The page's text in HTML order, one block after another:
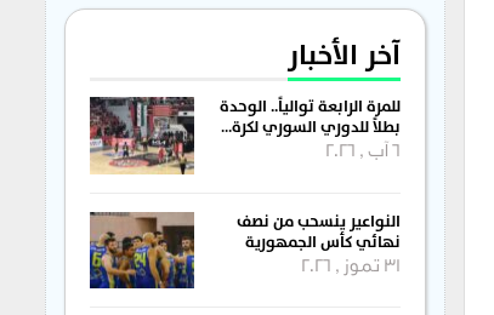
آخر الأخبار
للمرة الرابعة توالياً.. الوحدة
بطلاً للدوري السوري لكرة…
6 آب , 2026
النواعير ينسحب من نصف
نهائي كأس الجمهورية
31 تموز , 2026